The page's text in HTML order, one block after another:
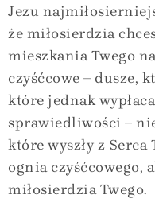
Jezu
że miłosierdzia
mieszkania Twego
czyśćcowe – dusze,
które jednak
sprawiedliwości –
które wyszły z Serca
ognia czyśćcowego,
miłosierdzia Twego.